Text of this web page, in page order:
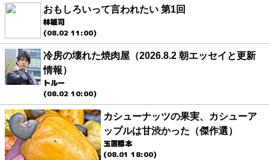
おもしろいって言われたい 第1回
林雄司
(08.02 11:00)
冷房の壊れた焼肉屋（2026.8.2 朝エッセイと更新
情報）
トルー
(08.02 10:00)
カシューナッツの果実、カシューア
ップルは甘渋かった（傑作選）
玉置標本
(08.01 18:00)